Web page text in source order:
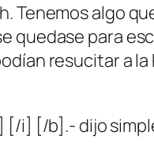
Tenemos algo
quedase para
resucitar a
[/b].- dijo